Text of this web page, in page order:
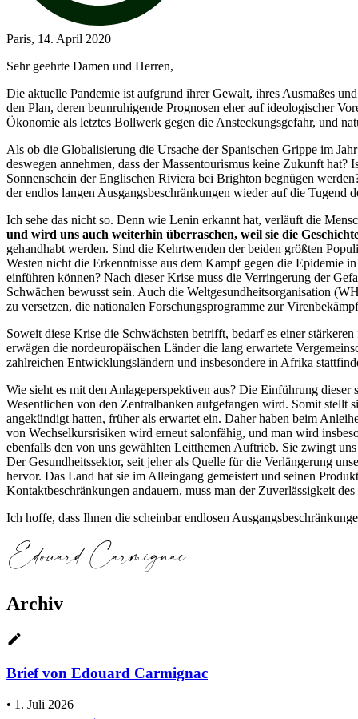
Paris, 14. April 2020
Sehr geehrte Damen und Herren,
Die aktuelle Pandemie ist aufgrund ihrer Gewalt, ihres Ausmaßes
den Plan, deren beunruhigende Prognosen eher auf ideologischer
Ökonomie als letztes Bollwerk gegen die Ansteckungsgefahr, und
Als ob die Globalisierung die Ursache der Spanischen Grippe im
deswegen annehmen, dass der Massentourismus keine Zukunft
Sonnenschein der Englischen Riviera bei Brighton begnügen
der endlos langen Ausgangsbeschränkungen wieder auf die Tugend
Ich sehe das nicht so. Denn wie Lenin erkannt hat, verläuft die
und wird uns auch weiterhin überraschen, weil sie die
gehandhabt werden. Sind die Kehrtwenden der beiden größten
Westen nicht die Erkenntnisse aus dem Kampf gegen die Epidemie
einführen können? Nach dieser Krise muss die Verringerung der
Schwächen bewusst sein. Auch die Weltgesundheitsorganisation
zu versetzen, die nationalen Forschungsprogramme zur
Soweit diese Krise die Schwächsten betrifft, bedarf es einer
erwägen die nordeuropäischen Länder die lang erwartete
zahlreichen Entwicklungsländern und insbesondere in Afrika
Wie sieht es mit den Anlageperspektiven aus? Die Einführung
Wesentlichen von den Zentralbanken aufgefangen wird. Somit stellt
angekündigt hatten, früher als erwartet ein. Daher haben beim
von Wechselkursrisiken wird erneut salonfähig, und man wird
ebenfalls den von uns gewählten Leitthemen Auftrieb. Sie zwingt
Der Gesundheitssektor, seit jeher als Quelle für die Verlängerung
hervor. Das Land hat sie im Alleingang gemeistert und seinen
Kontaktbeschränkungen andauern, muss man der Zuverlässigkeit
Ich hoffe, dass Ihnen die scheinbar endlosen
Archiv
Brief von Edouard Carmignac
• 1. Juli 2026